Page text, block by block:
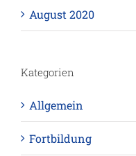
August 2020
Kategorien
Allgemein
Fortbildung